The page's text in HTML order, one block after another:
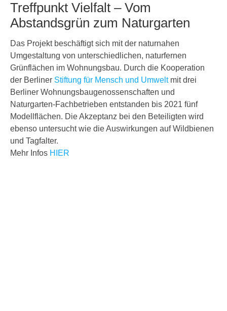
Treffpunkt Vielfalt – Vom
Abstandsgrün zum Naturgarten
Das Projekt beschäftigt sich mit der naturnahen
Umgestaltung von unterschiedlichen, naturfernen
Grünflächen im Wohnungsbau. Durch die Kooperation
der Berliner Stiftung für Mensch und Umweltmit drei
Berliner Wohnungsbaugenossenschaften und
Naturgarten-Fachbetrieben entstanden bis 2021 fünf
Modellflächen. Die Akzeptanz bei den Beteiligten wird
ebenso untersucht wie die Auswirkungen auf Wildbienen
und Tagfalter.
Mehr Infos HIER